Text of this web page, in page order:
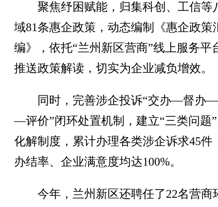
聚焦纾困赋能，归集科创、工信等
域81条惠企政策，动态编制《惠企政策
编》，依托“兰州新区营商”线上服务平
推送政策解读，切实为企业减负增效。
同时，完善涉企投诉“交办—督办—
—评价”闭环处置机制，建立“三类问题
化解制度，累计办理各类涉企诉求45件
办结率、企业满意度均达100%。
今年，兰州新区还聘任了22名营商